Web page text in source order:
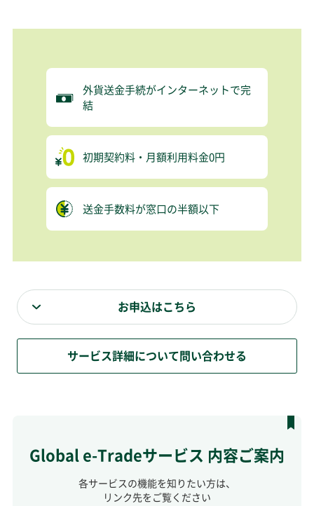
外貨送金手続がインターネットで完
結
初期契約料・月額利用料金0円
送金手数料が窓口の半額以下
お申込はこちら
サービス詳細について問い合わせる
Global e-Tradeサービス 内容ご案内
各サービスの機能を知りたい方は、
リンク先をご覧ください